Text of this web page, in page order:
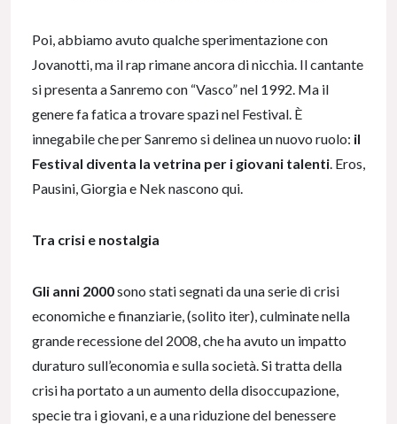
Poi, abbiamo avuto qualche sperimentazione con
Jovanotti, ma il rap rimane ancora di nicchia. Il cantante
si presenta a Sanremo con “Vasco” nel 1992. Ma il
genere fa fatica a trovare spazi nel Festival. È
innegabile che per Sanremo si delinea un nuovo ruolo: il
Festival diventa la vetrina per i giovani talenti. Eros,
Pausini, Giorgia e Nek nascono qui.
Tra crisi e nostalgia
Gli anni 2000sono stati segnati da una serie di crisi
economiche e finanziarie, (solito iter), culminate nella
grande recessione del 2008, che ha avuto un impatto
duraturo sull’economia e sulla società. Si tratta della
crisi ha portato a un aumento della disoccupazione,
specie tra i giovani, e a una riduzione del benessere